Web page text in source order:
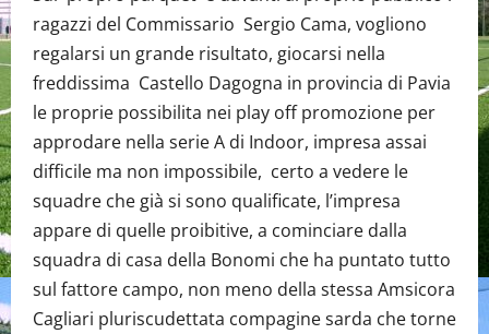
ragazzi del Commissario Sergio Cama, vogliono
regalarsi un grande risultato, giocarsi nella
freddissima Castello Dagogna in provincia di Pavia
le proprie possibilita nei play off promozione per
approdare nella serie A di Indoor, impresa assai
difficile ma non impossibile, certo a vedere le
squadre che già si sono qualificate, l’impresa
appare di quelle proibitive, a cominciare dalla
squadra di casa della Bonomi che ha puntato tutto
sul fattore campo, non meno della stessa Amsicora
Cagliari pluriscudettata compagine sarda che torne